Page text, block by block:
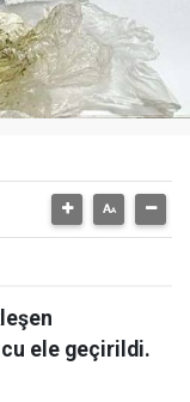
ele geçirildi.